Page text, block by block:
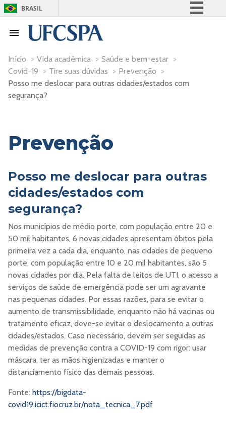
BRASIL
Participe
Acesso à informação
Início > Vida acadêmica > Saúde e bem-estar >
Covid-19 > Tire suas dúvidas > Prevenção >
Posso me deslocar para outras cidades/estados com
segurança?
Prevenção
Posso me deslocar para outras
cidades/estados com
segurança?
Nos municípios de médio porte, com população entre 20 e
50 mil habitantes, 6 novas cidades apresentam óbitos pela
primeira vez a cada dia, enquanto, nas cidades de pequeno
porte, com população entre 10 e 20 mil habitantes, são 5
novas cidades por dia. Pela falta de leitos de UTI, o acesso a
serviços de saúde de emergência pode ser um agravante
nas pequenas cidades. Por essas razões, para se evitar o
aumento de transmissibilidade, enquanto não há vacinas ou
tratamento eficaz, deve-se evitar o deslocamento a outras
cidades/estados. Caso necessário, devem ser seguidas as
medidas de prevenção contra a COVID-19 com rigor: usar
máscara, ter as mãos higienizadas e manter o
distanciamento físico das demais pessoas.
Fonte: https://bigdata-
covid19.icict.fiocruz.br/nota_tecnica_7.pdf